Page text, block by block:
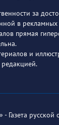
за
в рекламных
прямая
и
редакцией.
Газета